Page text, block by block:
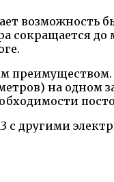
возможность
сокращается
на одном
с другими